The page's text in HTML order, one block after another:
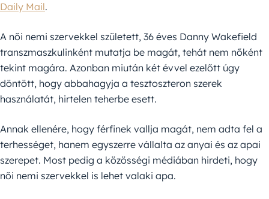
Daily Mail.
A női nemi szervekkel született, 36 éves Danny Wakefield
transzmaszkulinként mutatja be magát, tehát nem nőként
tekint magára. Azonban miután két évvel ezelőtt úgy
döntött, hogy abbahagyja a tesztoszteron szerek
használatát, hirtelen teherbe esett.
Annak ellenére, hogy férfinek vallja magát, nem adta fel a
terhességet, hanem egyszerre vállalta az anyai és az apai
szerepet. Most pedig a közösségi médiában hirdeti, hogy
női nemi szervekkel is lehet valaki apa.